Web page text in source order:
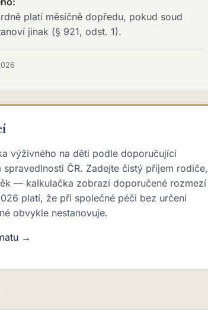
platí měsíčně dopředu, pokud soud
jinak (§ 921, odst. 1).
výživného na děti podle doporučující
spravedlnosti ČR. Zadejte čistý příjem rodiče,
— kalkulačka zobrazí doporučené rozmezí
platí, že při společné péči bez určení
obvykle nestanovuje.
→